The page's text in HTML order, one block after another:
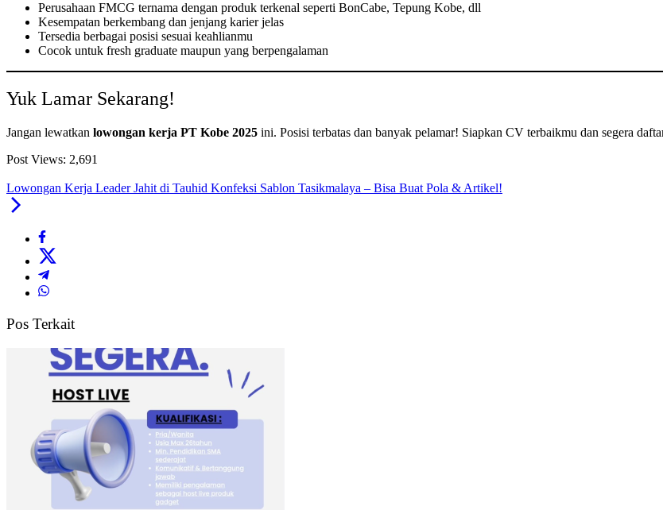
Perusahaan FMCG ternama dengan produk terkenal seperti BonCabe, Tepung Kobe, dll
Kesempatan berkembang dan jenjang karier jelas
Tersedia berbagai posisi sesuai keahlianmu
Cocok untuk fresh graduate maupun yang berpengalaman
Yuk Lamar Sekarang!
Jangan lewatkan lowongan kerja PT Kobe 2025 ini. Posisi terbatas dan banyak pelamar! Siapkan CV terbaikmu dan segera
Post Views: 2,691
Lowongan Kerja Leader Jahit di Tauhid Konfeksi Sablon Tasikmalaya – Bisa Buat Pola & Artikel!
Pos Terkait